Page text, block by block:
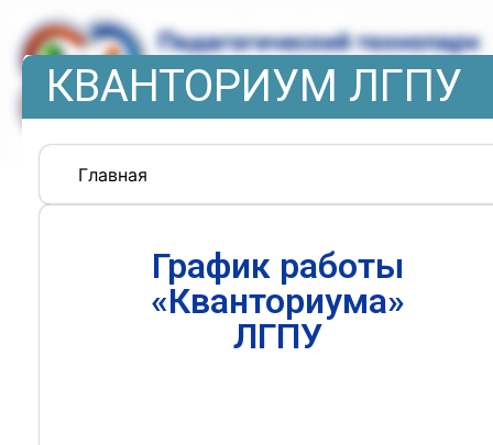
КВАНТОРИУМ ЛГПУ
Главная
График работы
«Кванториума»
ЛГПУ